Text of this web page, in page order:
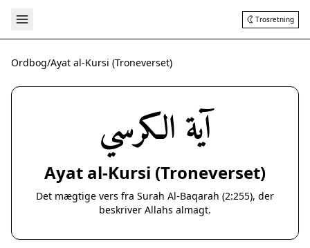
Trosretning
Ordbog/Ayat al-Kursi (Troneverset)
آية الكرسي
Ayat al-Kursi (Troneverset)
Det mægtige vers fra Surah Al-Baqarah (2:255), der
beskriver Allahs almagt.